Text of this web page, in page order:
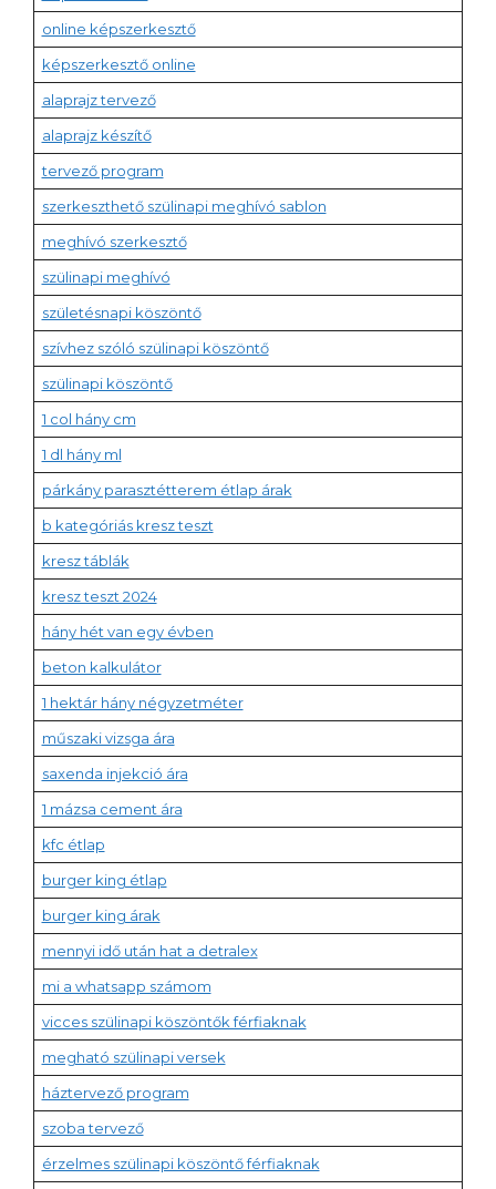
online képszerkesztő
képszerkesztő online
alaprajz tervező
alaprajz készítő
tervező program
szerkeszthető szülinapi meghívó sablon
meghívó szerkesztő
szülinapi meghívó
születésnapi köszöntő
szívhez szóló szülinapi köszöntő
szülinapi köszöntő
1 col hány cm
1 dl hány ml
párkány parasztétterem étlap árak
b kategóriás kresz teszt
kresz táblák
kresz teszt 2024
hány hét van egy évben
beton kalkulátor
1 hektár hány négyzetméter
műszaki vizsga ára
saxenda injekció ára
1 mázsa cement ára
kfc étlap
burger king étlap
burger king árak
mennyi idő után hat a detralex
mi a whatsapp számom
vicces szülinapi köszöntők férfiaknak
megható szülinapi versek
háztervező program
szoba tervező
érzelmes szülinapi köszöntő férfiaknak